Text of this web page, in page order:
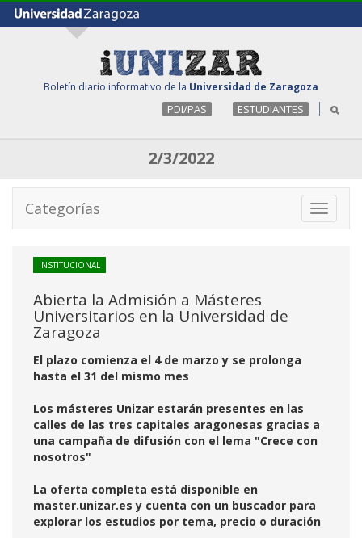
Boletín diario informativo de la Universidad de Zaragoza
PDI/PAS ESTUDIANTES
2/3/2022
Toggle
Categorías
INSTITUCIONAL
Abierta la Admisión a Másteres
Universitarios en la Universidad de
Zaragoza
El plazo comienza el 4 de marzo y se prolonga
hasta el 31 del mismo mes
Los másteres Unizar estarán presentes en las
calles de las tres capitales aragonesas gracias a
una campaña de difusión con el lema "Crece con
nosotros"
La oferta completa está disponible en
master.unizar.es y cuenta con un buscador para
explorar los estudios por tema, precio o duración